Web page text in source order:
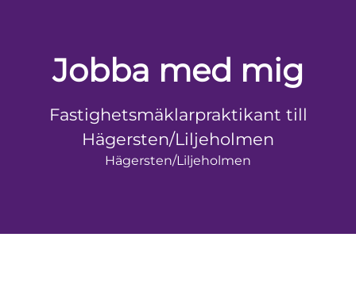
Jobba med mig
Fastighetsmäklarpraktikant till
Hägersten/Liljeholmen
Hägersten/Liljeholmen